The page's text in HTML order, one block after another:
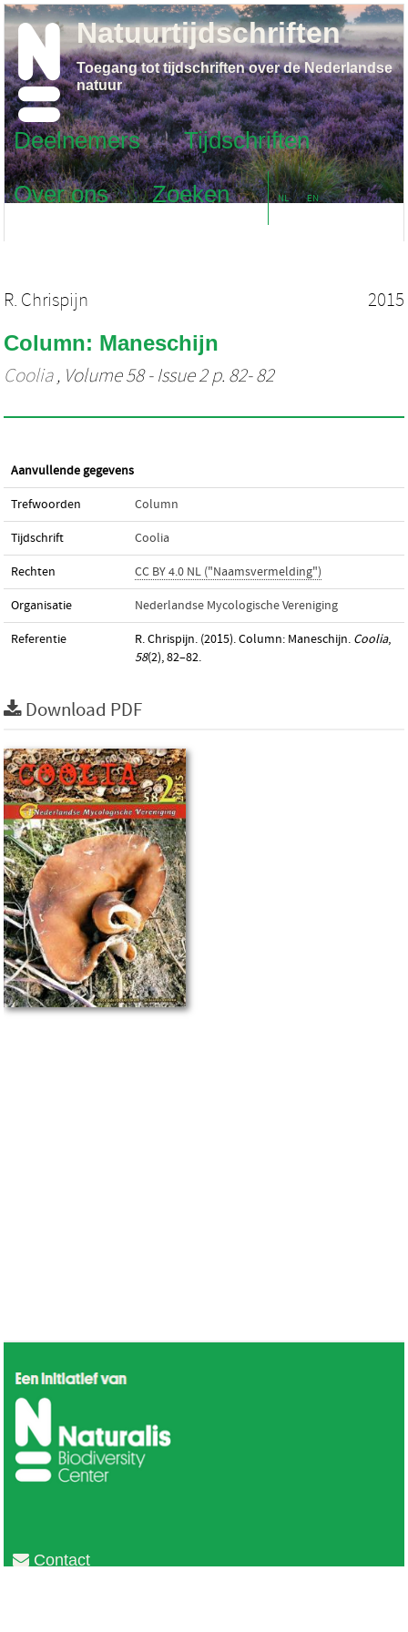
Deelnemers
Tijdschriften
Over ons
Zoeken NL EN
Natuurtijdschriften
Toegang tot tijdschriften over de Nederlandse
natuur
R. Chrispijn 2015
Column: Maneschijn
Coolia, Volume 58 - Issue 2 p. 82- 82
Aanvullende gegevens
Trefwoorden Column
Tijdschrift Coolia
Rechten CC BY 4.0 NL ("Naamsvermelding")
Organisatie Nederlandse Mycologische Vereniging
Referentie R. Chrispijn. (2015). Column: Maneschijn. Coolia,
58(2), 82–82.
Download PDF
Contact